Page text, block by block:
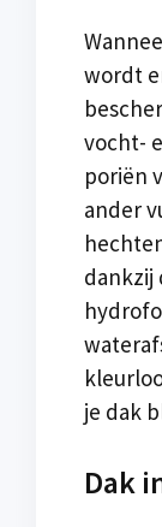
wordt
vocht-
poriën
ander
dankzij
je dak
Dak